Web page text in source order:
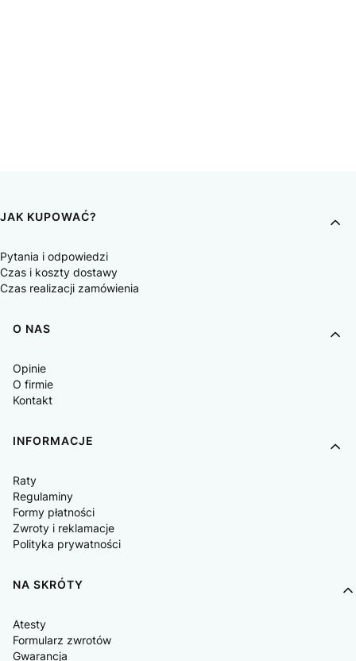
JAK KUPOWAĆ?
Pytania i odpowiedzi
Czas i koszty dostawy
Czas realizacji zamówienia
O NAS
Opinie
O firmie
Kontakt
INFORMACJE
Raty
Regulaminy
Formy płatności
Zwroty i reklamacje
Polityka prywatności
NA SKRÓTY
Atesty
Formularz zwrotów
Gwarancja